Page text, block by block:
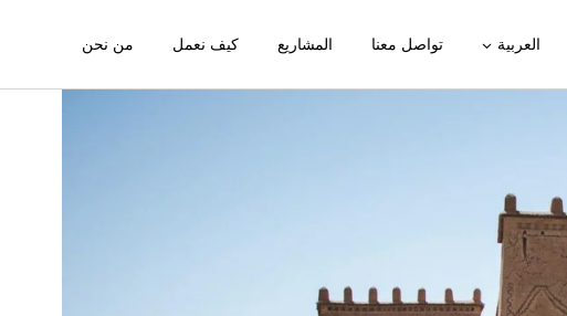
العربية تواصل معنا المشاريع كيف نعمل من نحن